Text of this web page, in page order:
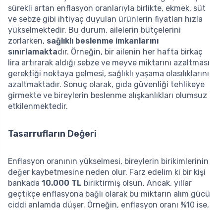
sürekli artan enflasyon oranlarıyla birlikte, ekmek, süt
ve sebze gibi ihtiyaç duyulan ürünlerin fiyatları hızla
yükselmektedir. Bu durum, ailelerin bütçelerini
zorlarken, sağlıklı beslenme imkanlarını
sınırlamaktadır. Örneğin, bir ailenin her hafta birkaç
lira artırarak aldığı sebze ve meyve miktarını azaltması
gerektiği noktaya gelmesi, sağlıklı yaşama olasılıklarını
azaltmaktadır. Sonuç olarak, gıda güvenliği tehlikeye
girmekte ve bireylerin beslenme alışkanlıkları olumsuz
etkilenmektedir.
Tasarrufların Değeri
Enflasyon oranının yükselmesi, bireylerin birikimlerinin
değer kaybetmesine neden olur. Farz edelim ki bir kişi
bankada 10.000 TL biriktirmiş olsun. Ancak, yıllar
geçtikçe enflasyona bağlı olarak bu miktarın alım gücü
ciddi anlamda düşer. Örneğin, enflasyon oranı %10 ise,